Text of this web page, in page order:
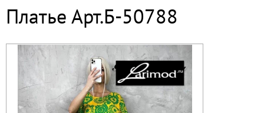
здесь
Платье Арт.Б-50788